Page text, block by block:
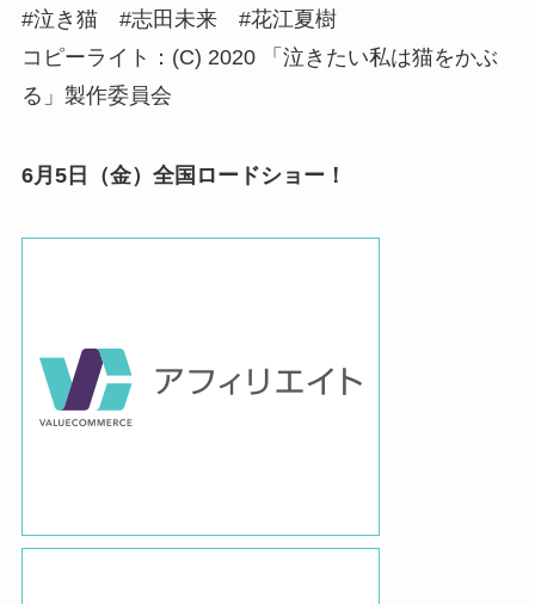
#泣き猫 #志田未来 #花江夏樹
コピーライト：(C) 2020 「泣きたい私は猫をかぶ
る」製作委員会
6月5日（金）全国ロードショー！